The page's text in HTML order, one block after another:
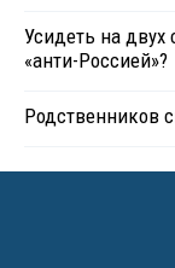
Усидеть на двух
«анти-Россией»?
Родственников